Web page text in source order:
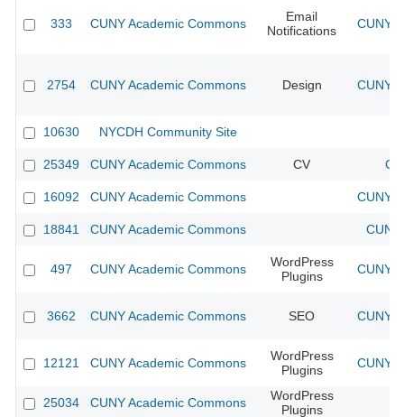
333 CUNY Academic Commons
Email
Notifications
CUNY
2754 CUNY Academic Commons Design CUNY
10630 NYCDH Community Site
25349 CUNY Academic Commons CV
16092 CUNY Academic Commons CUNY
18841 CUNY Academic Commons
497 CUNY Academic Commons
WordPress
Plugins
CUNY
3662 CUNY Academic Commons SEO CUNY
12121 CUNY Academic Commons
WordPress
Plugins
CUNY
25034 CUNY Academic Commons
WordPress
Plugins